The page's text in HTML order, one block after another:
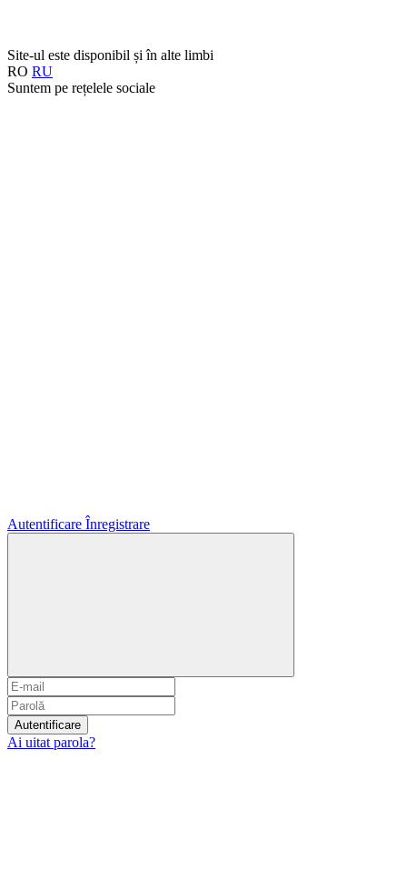
Site-ul este disponibil și în alte limbi
RO RU
Suntem pe rețelele sociale
Autentificare Înregistrare
Autentificare
Ai uitat parola?